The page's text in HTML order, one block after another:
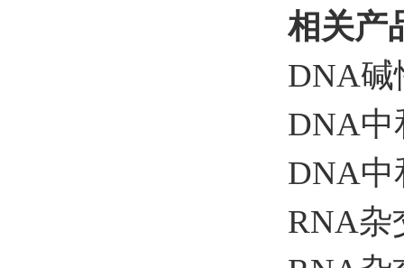
相关产
DNA碱
DNA中
DNA中
RNA杂